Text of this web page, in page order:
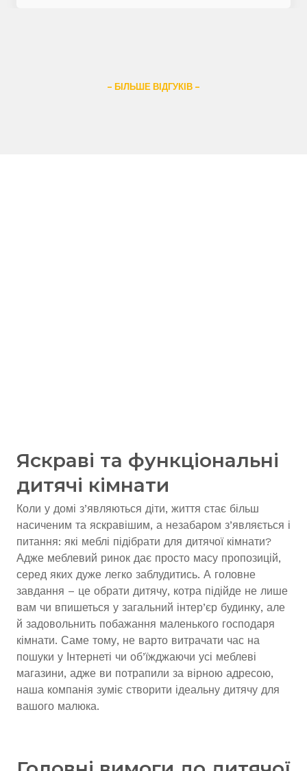
– БІЛЬШЕ ВІДГУКІВ –
Яскраві та функціональні
дитячі кімнати
Коли у домі з’являються діти, життя стає більш
насиченим та яскравішим, а незабаром з’являється і
питання: які меблі підібрати для дитячої кімнати?
Адже меблевий ринок дає просто масу пропозицій,
серед яких дуже легко заблудитись. А головне
завдання – це обрати дитячу, котра підійде не лише
вам чи впишеться у загальний інтер’єр будинку, але
й задовольнить побажання маленького господаря
кімнати. Саме тому, не варто витрачати час на
пошуки у Інтернеті чи об’їжджаючи усі меблеві
магазини, адже ви потрапили за вірною адресою,
наша компанія зуміє створити ідеальну дитячу для
вашого малюка.